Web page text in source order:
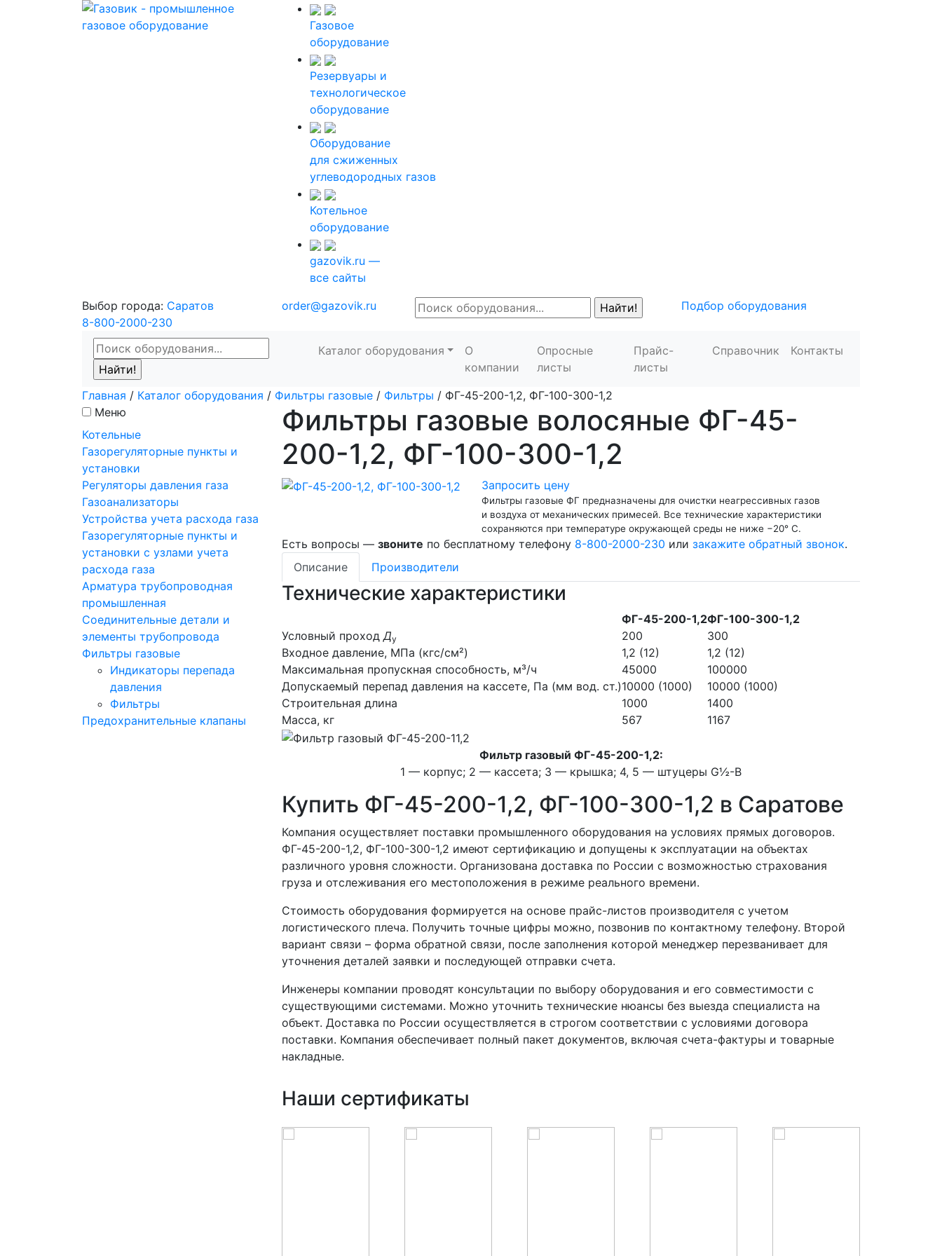
Газовое
оборудование
Резервуары и
технологическое
оборудование
Оборудование
для сжиженных
углеводородных газов
Котельное
оборудование
gazovik.ru —
все сайты
Выбор города: Саратов
8-800-2000-230
order@gazovik.ru Подбор оборудования
Каталог оборудования
О
компании
Опросные
листы
Прайс-
листы
Справочник Контакты
Главная / Каталог оборудования / Фильтры газовые / Фильтры / ФГ-45-200-1,2, ФГ-100-300-1,2
Меню
Котельные
Газорегуляторные пункты и
установки
Регуляторы давления газа
Газоанализаторы
Устройства учета расхода газа
Газорегуляторные пункты и
установки с узлами учета
расхода газа
Арматура трубопроводная
промышленная
Соединительные детали и
элементы трубопровода
Фильтры газовые
Индикаторы перепада
давления
Фильтры
Предохранительные клапаны
Фильтры газовые волосяные ФГ-45-
200-1,2, ФГ-100-300-1,2
Запросить цену
Фильтры газовые ФГ предназначены для очистки неагрессивных газов
и воздуха от механических примесей. Все технические характеристики
сохраняются при температуре окружающей среды не ниже −20° С.
Есть вопросы — звоните по бесплатному телефону 8-800-2000-230 или закажите обратный звонок.
Описание
Производители
Технические характеристики
ФГ-45-200-1,2ФГ-100-300-1,2
Условный проходДу 200
300
Входное давление, МПа (кгс/см²)
1,2 (12)
1,2 (12)
Максимальная пропускная способность, м³/ч
45000
100000
Допускаемый перепад давления на кассете, Па (мм вод. ст.)10000 (1000)
10000 (1000)
Строительная длина
1000
1400
Масса, кг
567 1167
Фильтр газовый ФГ-45-200-1,2:
1 — корпус; 2 — кассета; 3 — крышка; 4, 5 — штуцеры G½-В
Купить ФГ-45-200-1,2, ФГ-100-300-1,2 в Саратове
Компания осуществляет поставки промышленного оборудования на условиях прямых договоров.
ФГ-45-200-1,2, ФГ-100-300-1,2 имеют сертификацию и допущены к эксплуатации на объектах
различного уровня сложности. Организована доставка по России с возможностью страхования
груза и отслеживания его местоположения в режиме реального времени.
Стоимость оборудования формируется на основе прайс-листов производителя с учетом
логистического плеча. Получить точные цифры можно, позвонив по контактному телефону. Второй
вариант связи – форма обратной связи, после заполнения которой менеджер перезванивает для
уточнения деталей заявки и последующей отправки счета.
Инженеры компании проводят консультации по выбору оборудования и его совместимости с
существующими системами. Можно уточнить технические нюансы без выезда специалиста на
объект. Доставка по России осуществляется в строгом соответствии с условиями договора
поставки. Компания обеспечивает полный пакет документов, включая счета-фактуры и товарные
накладные.
Наши сертификаты